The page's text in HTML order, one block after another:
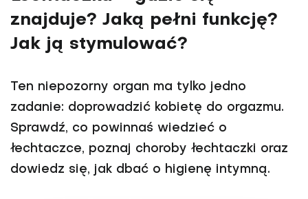
znajduje? Jaką pełni funkcję?
Jak ją stymulować?
Ten niepozorny organ ma tylko jedno
zadanie: doprowadzić kobietę do orgazmu.
Sprawdź, co powinnaś wiedzieć o
łechtaczce, poznaj choroby łechtaczki oraz
dowiedz się, jak dbać o higienę intymną.